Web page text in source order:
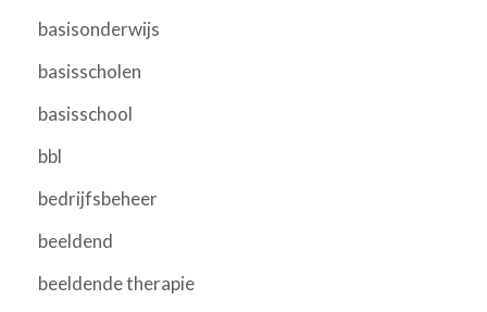
basisonderwijs
basisscholen
basisschool
bbl
bedrijfsbeheer
beeldend
beeldende therapie